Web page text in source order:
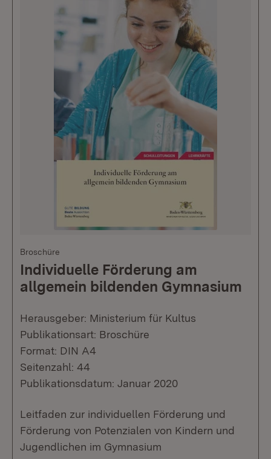
Broschüre
Individuelle Förderung am
allgemein bildenden Gymnasium
Herausgeber: Ministerium für Kultus
Publikationsart: Broschüre
Format: DIN A4
Seitenzahl: 44
Publikationsdatum: Januar 2020
Leitfaden zur individuellen Förderung und
Förderung von Potenzialen von Kindern und
Jugendlichen im Gymnasium